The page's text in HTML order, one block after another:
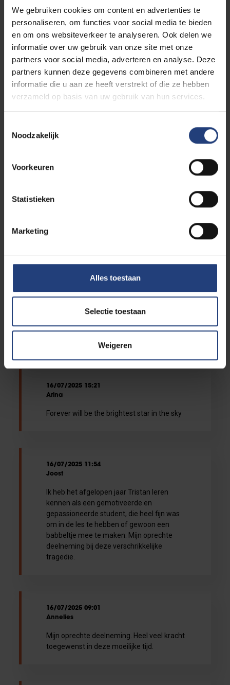
We gebruiken cookies om content en advertenties te
personaliseren, om functies voor social media te bieden
en om ons websiteverkeer te analyseren. Ook delen we
informatie over uw gebruik van onze site met onze
partners voor social media, adverteren en analyse. Deze
partners kunnen deze gegevens combineren met andere
informatie die u aan ze heeft verstrekt of die ze hebben
verzameld op basis van uw gebruik van hun services.
Noodzakelijk
Voorkeuren
Statistieken
Marketing
Alles toestaan
Selectie toestaan
Weigeren
17/07/2025 11:00
Dominique Maes, Decaan faculteit
Wetenschappen en Bio-
Namens de faculteit Wetenschappen &
Bio-ingenieurswetenschappen willen we
onze innige deelneming aan de familie en
Secretariaatsmedewerkers en
Wij willen ons oprecht medeleven betuigen
16/07/2025 16:11
familieleden, vrienden en medestudenten
van Tristan in naam van het hele
departement Computerwetenschappen.
16/07/2025 15:21
Arina
Forever will be the brightest star in the sky
16/07/2025 11:54
Joost
Ik heb het afgelopen jaar Tristan leren
kennen als een gemotiveerde en
gepassioneerde student, die heel fijn was
om in de les te hebben of gewoon een
babbeltje mee te maken. Mijn oprechte
deelneming bij deze verschrikkelijke
tragedie.
16/07/2025 09:01
Annelies
Mijn oprechte deelneming. Heel veel kracht
toegewenst in deze moeilijke tijd.